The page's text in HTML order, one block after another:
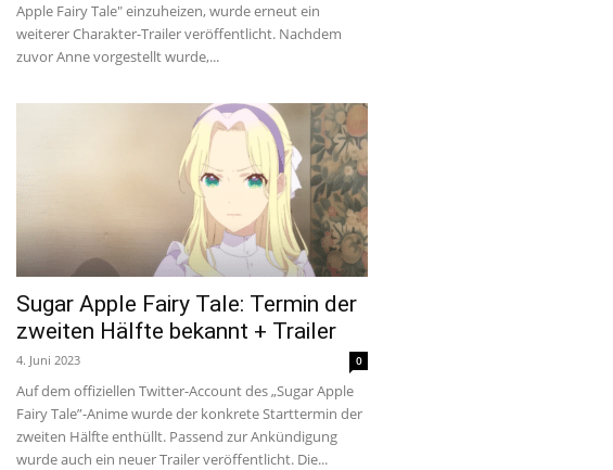
Anime,
Manga
und
Games
Apple Fairy Tale" einzuheizen, wurde erneut ein
weiterer Charakter-Trailer veröffentlicht. Nachdem
zuvor Anne vorgestellt wurde,...
Sugar Apple Fairy Tale: Termin der
zweiten Hälfte bekannt + Trailer
4. Juni 2023 0
Auf dem offiziellen Twitter-Account des „Sugar Apple
Fairy Tale”-Anime wurde der konkrete Starttermin der
zweiten Hälfte enthüllt. Passend zur Ankündigung
wurde auch ein neuer Trailer veröffentlicht. Die...